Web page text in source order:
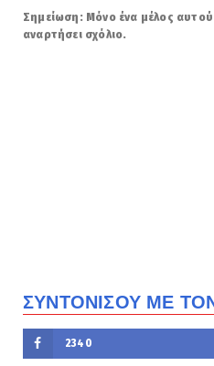
Σημείωση: Μόνο ένα μέλος
αναρτήσει σχόλιο.
ΣΥΝΤΟΝΙΣΟΥ ΜΕ
2340